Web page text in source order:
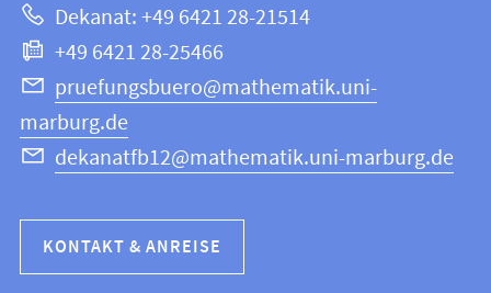
Informatik
Dekanat: +49 6421 28-21514
+49 6421 28-25466
pruefungsbuero@mathematik.uni-
marburg.de
dekanatfb12@mathematik.uni-marburg.de
KONTAKT & ANREISE